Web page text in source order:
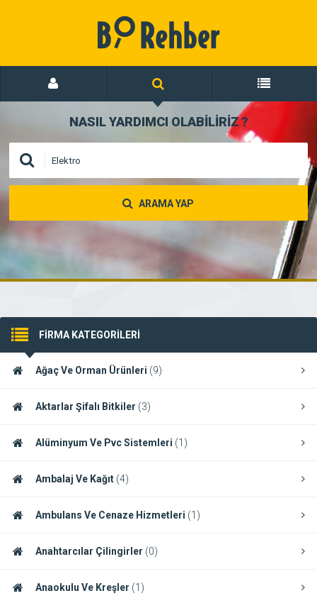
NASIL YARDIMCI OLABİLİRİZ?
ARAMA YAP
FİRMA KATEGORİLERİ
Ağaç Ve Orman Ürünleri (9)
Aktarlar Şifalı Bitkiler (3)
Alüminyum Ve Pvc Sistemleri (1)
Ambalaj Ve Kağıt (4)
Ambulans Ve Cenaze Hizmetleri (1)
Anahtarcılar Çilingirler (0)
Anaokulu Ve Kreşler (1)